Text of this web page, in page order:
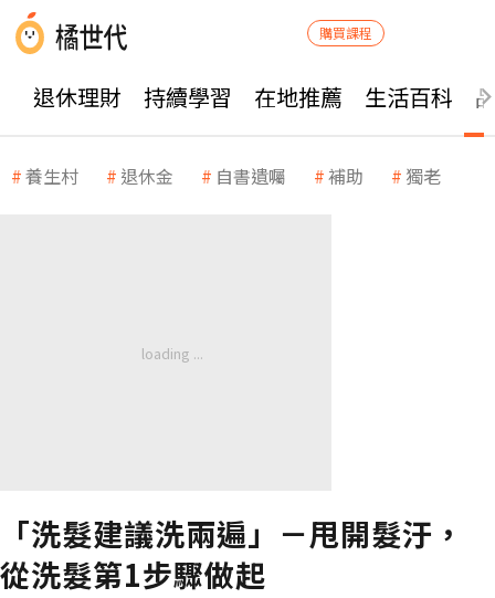
購買課程
退休理財 持續學習 在地推薦 生活百科
養生村 退休金 自書遺囑 補助 獨老
「洗髮建議洗兩遍」－甩開髮汙，
從洗髮第1步驟做起